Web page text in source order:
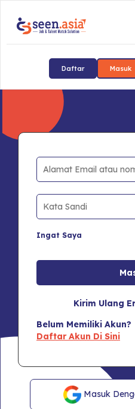
Daftar Masuk
Ingat Saya
Kirim Ulang
Belum Memiliki Akun?
Daftar Akun Di Sini
Masuk